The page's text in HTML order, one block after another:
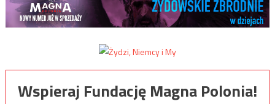
Wspieraj Fundację Magna Polonia!